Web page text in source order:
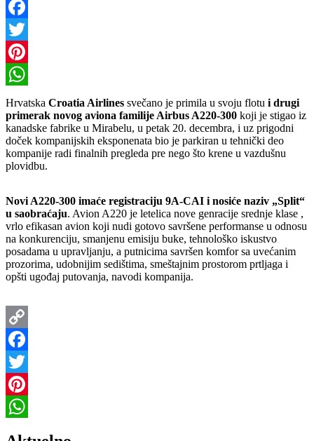
Copy
Link
Facebook
Twitter
Pinterest
WhatsApp
Hrvatska Croatia Airlines svečano je primila u svoju flotu i drugi
primerak novog aviona familije Airbus A220-300 koji je stigao iz
kanadske fabrike u Mirabelu, u petak 20. decembra, i uz prigodni
doček kompanijskih eksponenata bio je parkiran u tehnički deo
kompanije radi finalnih pregleda pre nego što krene u vazdušnu
plovidbu.
Novi A220-300 imaće registraciju 9A-CAI i nosiće naziv „Split“
u saobraćaju. Avion A220 je letelica nove genracije srednje klase ,
vrlo efikasan avion koji nudi gotovo savršene performanse u odnosu
na konkurenciju, smanjenu emisiju buke, tehnološko iskustvo
posadama u upravljanju, a putnicima savršen komfor sa uvećanim
prozorima, udobnijim sedištima, smeštajnim prostorom prtljaga i
opšti ugođaj putovanja, navodi kompanija.
Copy
Link
Facebook
Twitter
Pinterest